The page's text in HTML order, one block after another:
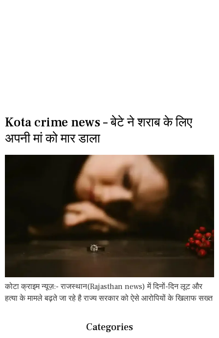
Kota crime news – बेटे ने शराब के लिए
अपनी मां को मार डाला
कोटा क्राइम न्यूज़:- राजस्थान(Rajasthan news) में दिनों-दिन लूट और
हत्या के मामले बढ़ते जा रहे है राज्य सरकार को ऐसे आरोपियों के खिलाफ सख्त
Categories